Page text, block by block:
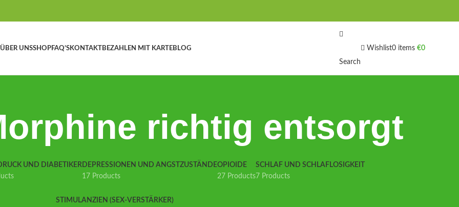
ÜBER UNSSHOPFAQ’SKONTAKTBEZAHLEN MIT KARTEBLOG
Search
Wishlist0 items €0
richtig entsorgt
UND DIABETIKER DEPRESSIONEN UND ANGSTZUSTÄNDE
17 Products
OPIOIDE
27 Products
SCHLAF UND SCHLAFLOSIGKEIT
7 Products
STIMULANZIEN (SEX-VERSTÄRKER)